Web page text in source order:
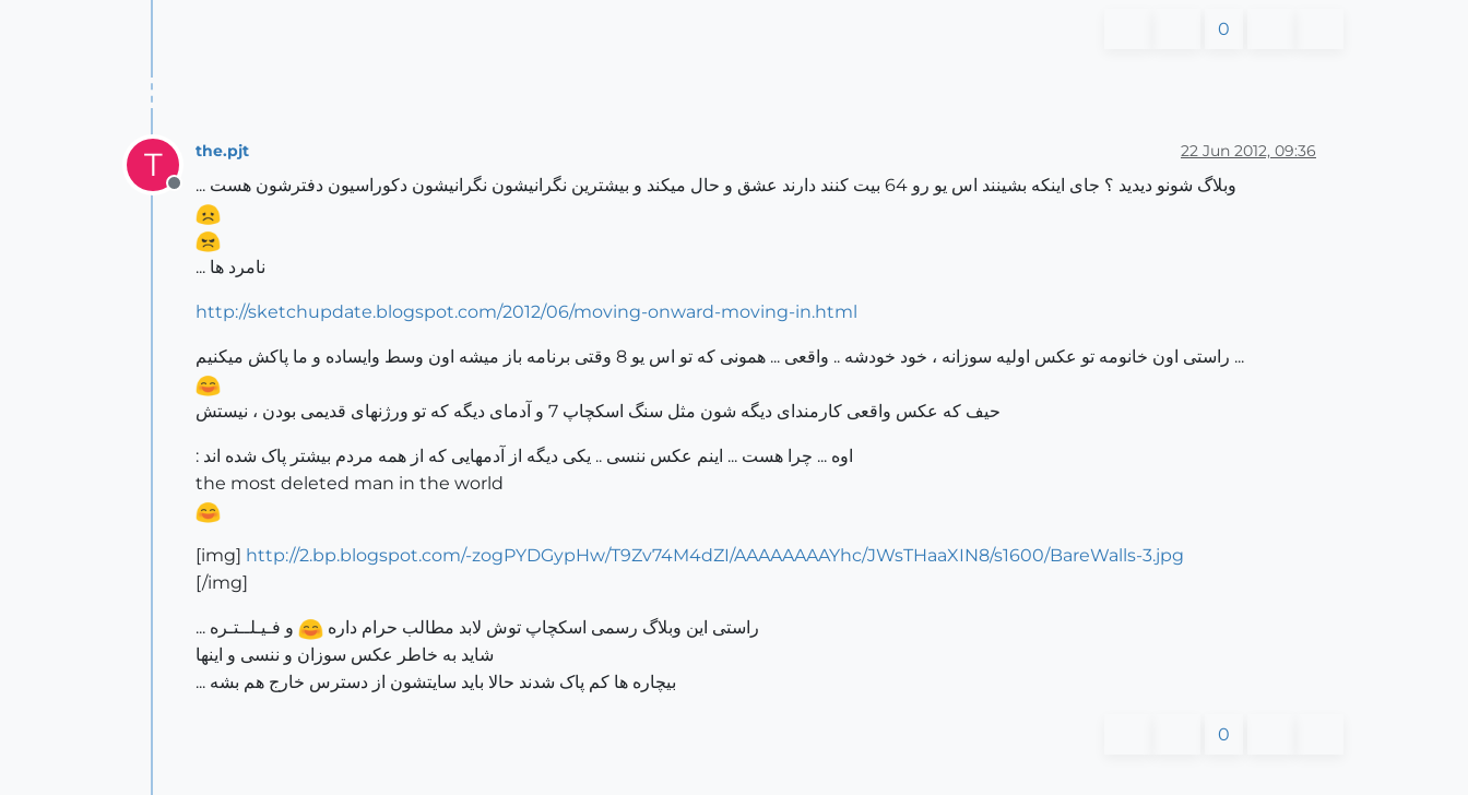
0
T
Offline
the.pjt 22 Jun 2012, 09:36
وبلاگ شونو دیدید ؟ جای اینکه بشینند اس یو رو 64 بیت کنند دارند عشق و حال میکند و بیشترین نگرانیشون نگرانیشون دکوراسیون دفترشون هست ...
نامرد ها ...
http://sketchupdate.blogspot.com/2012/06/moving-onward-moving-in.html
... راستی اون خانومه تو عکس اولیه سوزانه ، خود خودشه .. واقعی ... همونی که تو اس یو 8 وقتی برنامه باز میشه اون وسط وایساده و ما پاکش میکنیم
حیف که عکس واقعی کارمندای دیگه شون مثل سنگ اسکچاپ 7 و آدمای دیگه که تو ورژنهای قدیمی بودن ، نیستش
اوه ... چرا هست ... اینم عکس ننسی .. یکی دیگه از آدمهایی که از همه مردم بیشتر پاک شده اند :
the most deleted man in the world
[img] http://2.bp.blogspot.com/-zogPYDGypHw/T9Zv74M4dZI/AAAAAAAAYhc/JWsTHaaXIN8/s1600/BareWalls-3.jpg
[/img]
راستی این وبلاگ رسمی اسکچاپ توش لابد مطالب حرام داره
و فـیـلــتـره ...
شاید به خاطر عکس سوزان و ننسی و اینها
بیچاره ها کم پاک شدند حالا باید سایتشون از دسترس خارج هم بشه ...
0